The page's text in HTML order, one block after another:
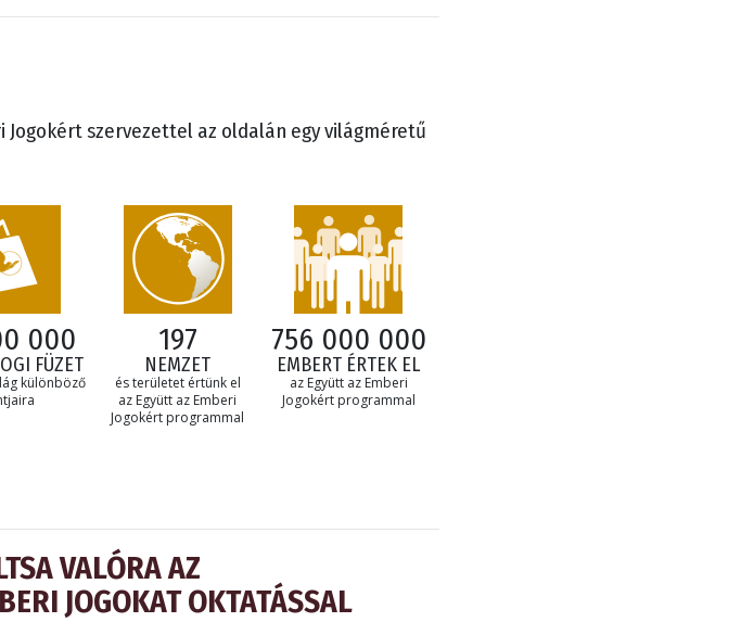
Jogokért szervezettel az oldalán egy világméretű
000
FÜZET
különböző
197
NEMZET
és területet értünk el
az Együtt az Emberi
Jogokért programmal
756 000 000
EMBERT ÉRTEK EL
az Együtt az Emberi
Jogokért programmal
VALÓRA AZ
JOGOKAT OKTATÁSSAL